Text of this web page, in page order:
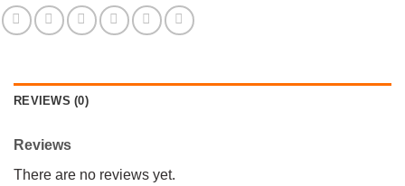
REVIEWS (0)
Reviews
There are no reviews yet.